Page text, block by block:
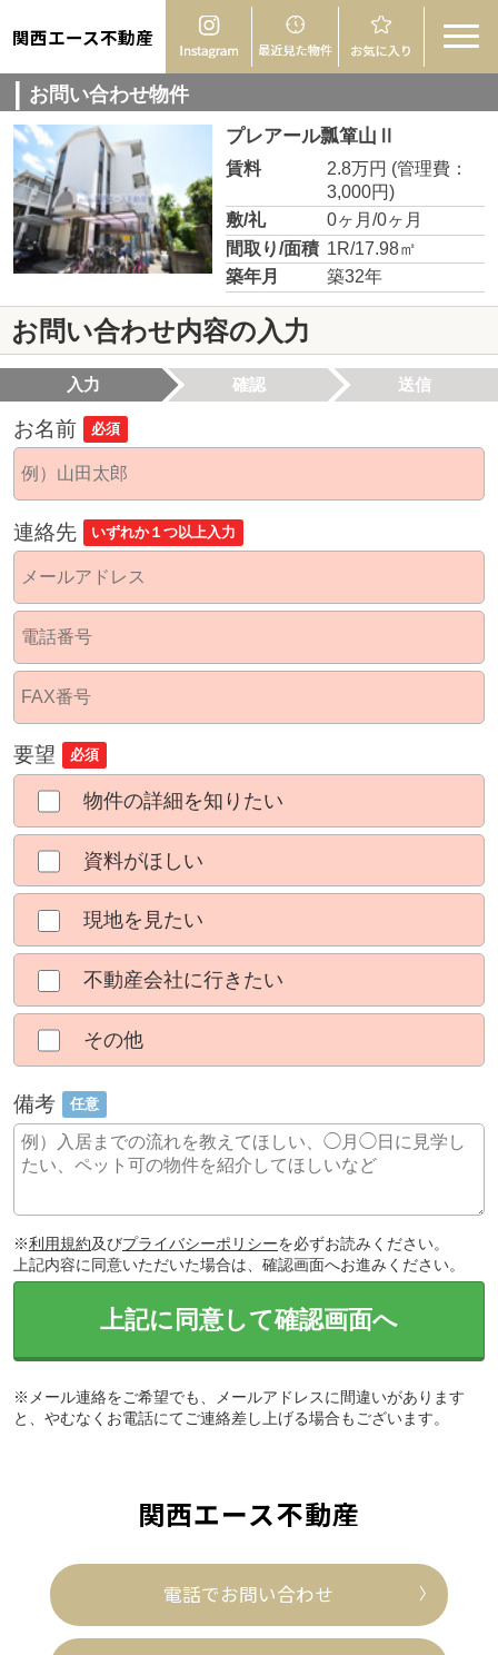
関西エース不動産
お問い合わせ物件
プレアール瓢箪山Ⅱ
賃料 2.8万円 (管理費：
3,000円)
敷/礼
0ヶ月/0ヶ月
間取り/面積 1R/17.98㎡
築年月
築32年
お問い合わせ内容の入力
入力 確認 送信
お名前 必須
連絡先 いずれか１つ以上入力
要望 必須
物件の詳細を知りたい
資料がほしい
現地を見たい
不動産会社に行きたい
その他
備考 任意
※利用規約及びプライバシーポリシーを必ずお読みください。
上記内容に同意いただいた場合は、確認画面へお進みください。
上記に同意して確認画面へ
※メール連絡をご希望でも、メールアドレスに間違いがあります
と、やむなくお電話にてご連絡差し上げる場合もございます。
関西エース不動産
電話でお問い合わせ